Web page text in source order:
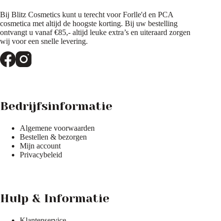
Bij Blitz Cosmetics kunt u terecht voor Forlle'd en PCA
cosmetica met altijd de hoogste korting. Bij uw bestelling
ontvangt u vanaf €85,- altijd leuke extra’s en uiteraard zorgen
wij voor een snelle levering.
Bedrijfsinformatie
Algemene voorwaarden
Bestellen & bezorgen
Mijn account
Privacybeleid
Hulp & Informatie